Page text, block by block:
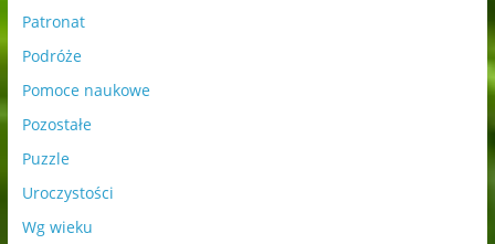
Patronat
Podróże
Pomoce naukowe
Pozostałe
Puzzle
Uroczystości
Wg wieku